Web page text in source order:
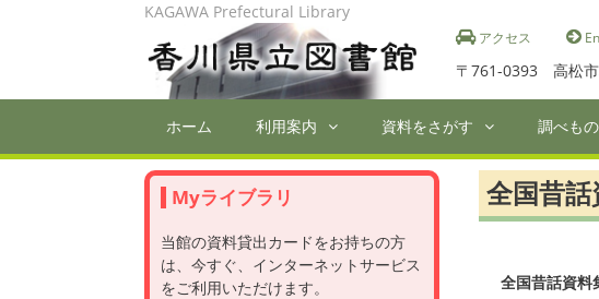
アクセス
〒761-0393 高松
KAGAWA Prefectural Library
ホーム 利用案内 資料をさがす 調べもの
全国昔
全国昔話資料
Myライブラリ
当館の資料貸出カードをお持ちの方
は、今すぐ、インターネットサービス
をご利用いただけます。